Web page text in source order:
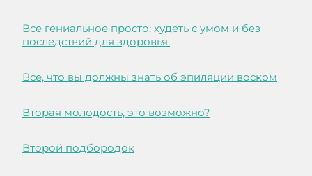
Все гениальное просто: худеть с умом и без
последствий для здоровья.
Все, что вы должны знать об эпиляции воском
Вторая молодость, это возможно?
Второй подбородок